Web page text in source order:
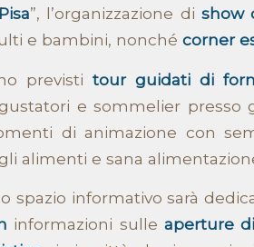
”, l’organizzazione di show
e bambini, nonché corner
previsti tour guidati di
e sommelier presso
di animazione con
alimenti e sana
spazio informativo sarà
informazioni sulleaperture